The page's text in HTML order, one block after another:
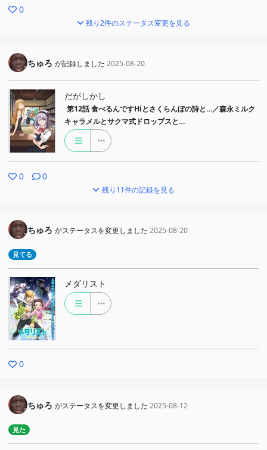
0
残り2件のステータス変更を見る
ちゅろ が記録しました 2025-08-20
だがしかし
第12話 食べるんですHiとさくらんぼの詩と…／森永ミルク
キャラメルとサクマ式ドロップスと…
0 0
残り11件の記録を見る
ちゅろ がステータスを変更しました 2025-08-20
見てる
メダリスト
0
ちゅろ がステータスを変更しました 2025-08-12
見た